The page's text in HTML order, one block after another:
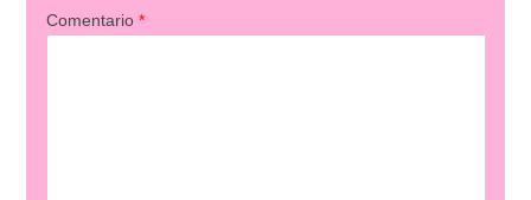
Comentario *